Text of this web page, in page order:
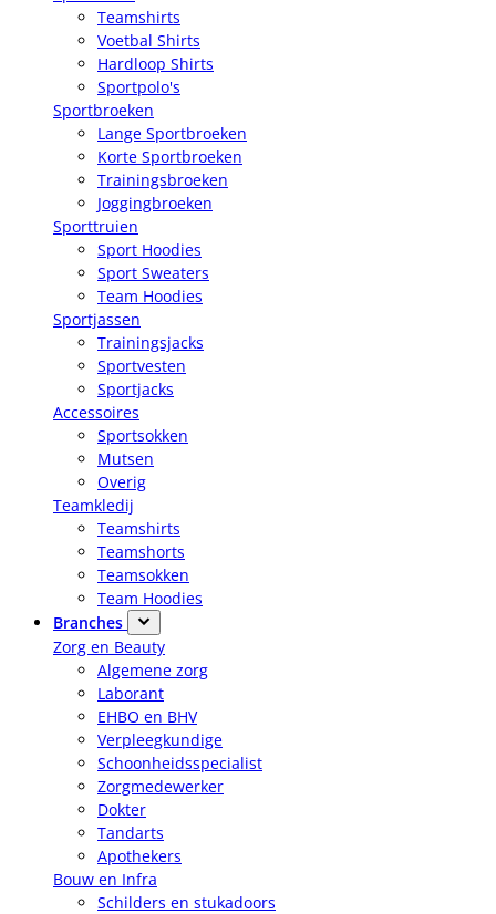
Teamshirts
Voetbal Shirts
Hardloop Shirts
Sportpolo's
Sportbroeken
Lange Sportbroeken
Korte Sportbroeken
Trainingsbroeken
Joggingbroeken
Sporttruien
Sport Hoodies
Sport Sweaters
Team Hoodies
Sportjassen
Trainingsjacks
Sportvesten
Sportjacks
Accessoires
Sportsokken
Mutsen
Overig
Teamkledij
Teamshirts
Teamshorts
Teamsokken
Team Hoodies
Branches
Zorg en Beauty
Algemene zorg
Laborant
EHBO en BHV
Verpleegkundige
Schoonheidsspecialist
Zorgmedewerker
Dokter
Tandarts
Apothekers
Bouw en Infra
Schilders en stukadoors